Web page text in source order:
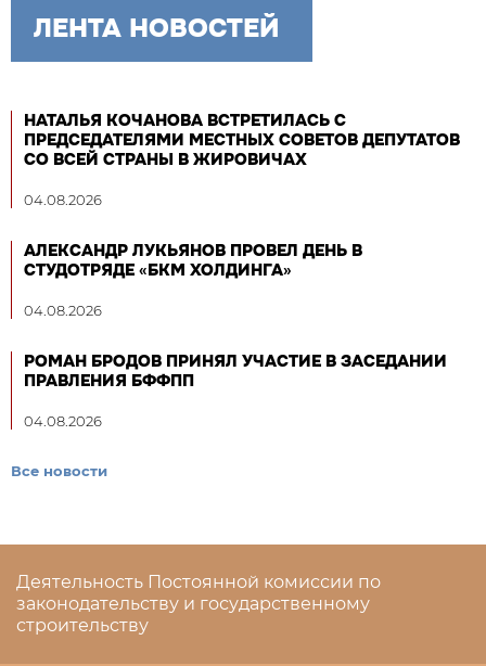
ЛЕНТА НОВОСТЕЙ
НАТАЛЬЯ КОЧАНОВА ВСТРЕТИЛАСЬ С
ПРЕДСЕДАТЕЛЯМИ МЕСТНЫХ СОВЕТОВ ДЕПУТАТОВ
СО ВСЕЙ СТРАНЫ В ЖИРОВИЧАХ
04.08.2026
АЛЕКСАНДР ЛУКЬЯНОВ ПРОВЕЛ ДЕНЬ В
СТУДОТРЯДЕ «БКМ ХОЛДИНГА»
04.08.2026
РОМАН БРОДОВ ПРИНЯЛ УЧАСТИЕ В ЗАСЕДАНИИ
ПРАВЛЕНИЯ БФФПП
04.08.2026
Все новости
Деятельность Постоянной комиссии по
законодательству и государственному
строительству